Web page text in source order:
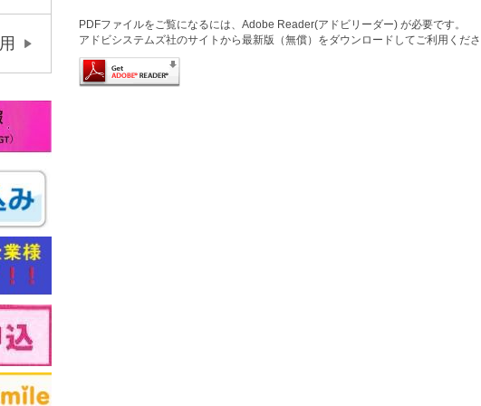
PDFファイルをご覧になるには、Adobe Reader(アドビリーダー) が必要です。
アドビシステムズ社のサイトから最新版（無償）をダウンロードしてご利用くだ